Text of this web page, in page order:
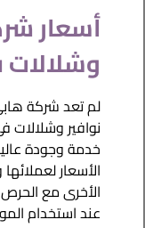
أسعار
وشلالات
لم تعد شركة
نوافير وشلالات
خدمة وجودة
الأسعار
الأخرى مع الحرص
عند استخدام